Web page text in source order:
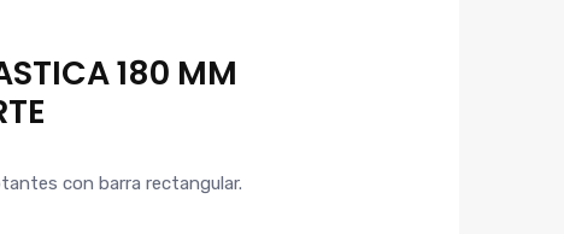
180 MM
con barra rectangular.